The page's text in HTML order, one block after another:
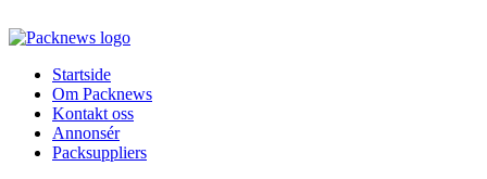
to
Startside
Om Packnews
Kontakt oss
Annonsér
Packsuppliers